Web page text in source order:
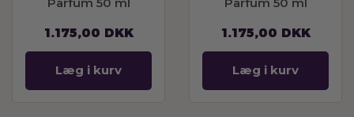
1.175,00 DKK
Læg i kurv
1.175,00 DKK
Læg i kurv